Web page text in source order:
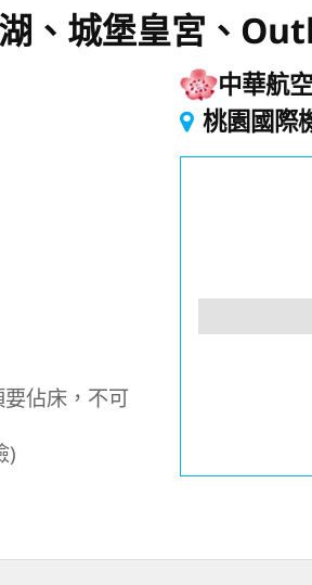
、城堡皇宮、
佔床，不可
)
中華航
桃園國際